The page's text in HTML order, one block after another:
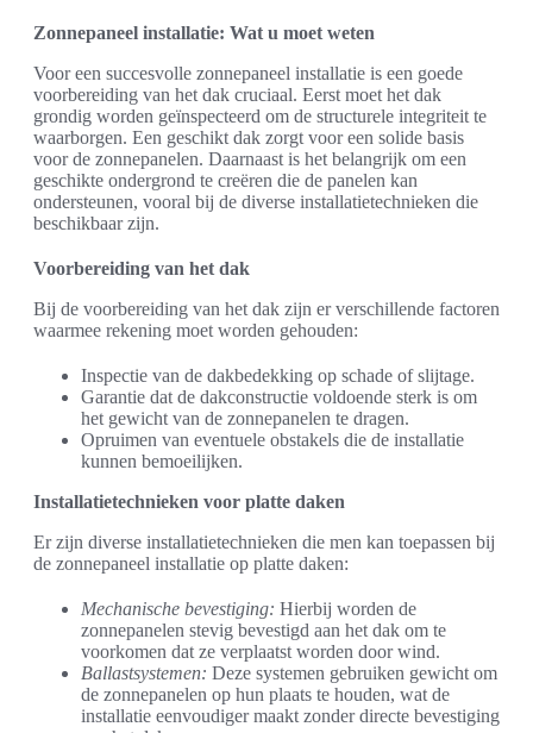
Zonnepaneel installatie: Wat u moet weten
Voor een succesvolle zonnepaneel installatie is een goede
voorbereiding van het dak cruciaal. Eerst moet het dak
grondig worden geïnspecteerd om de structurele integriteit te
waarborgen. Een geschikt dak zorgt voor een solide basis
voor de zonnepanelen. Daarnaast is het belangrijk om een
geschikte ondergrond te creëren die de panelen kan
ondersteunen, vooral bij de diverse installatietechnieken die
beschikbaar zijn.
Voorbereiding van het dak
Bij de voorbereiding van het dak zijn er verschillende factoren
waarmee rekening moet worden gehouden:
Inspectie van de dakbedekking op schade of slijtage.
Garantie dat de dakconstructie voldoende sterk is om
het gewicht van de zonnepanelen te dragen.
Opruimen van eventuele obstakels die de installatie
kunnen bemoeilijken.
Installatietechnieken voor platte daken
Er zijn diverse installatietechnieken die men kan toepassen bij
de zonnepaneel installatie op platte daken:
Mechanische bevestiging: Hierbij worden de
zonnepanelen stevig bevestigd aan het dak om te
voorkomen dat ze verplaatst worden door wind.
Ballastsystemen: Deze systemen gebruiken gewicht om
de zonnepanelen op hun plaats te houden, wat de
installatie eenvoudiger maakt zonder directe bevestiging